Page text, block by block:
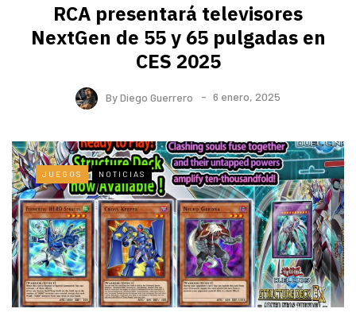
RCA presentará televisores
NextGen de 55 y 65 pulgadas en
CES 2025
ByDiego Guerrero 6 enero, 2025
JUEGOS NOTICIAS